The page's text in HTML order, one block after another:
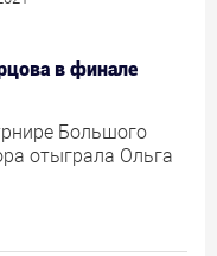
в финале
Большого
отыграла Ольга